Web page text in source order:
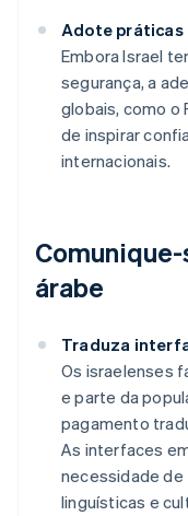
Adote práticas
Embora Israel
segurança, a
globais, como o
de inspirar
internacionais.
árabe
Traduza
Os israelenses
e parte da
pagamento
As interfaces
necessidade
linguísticas e